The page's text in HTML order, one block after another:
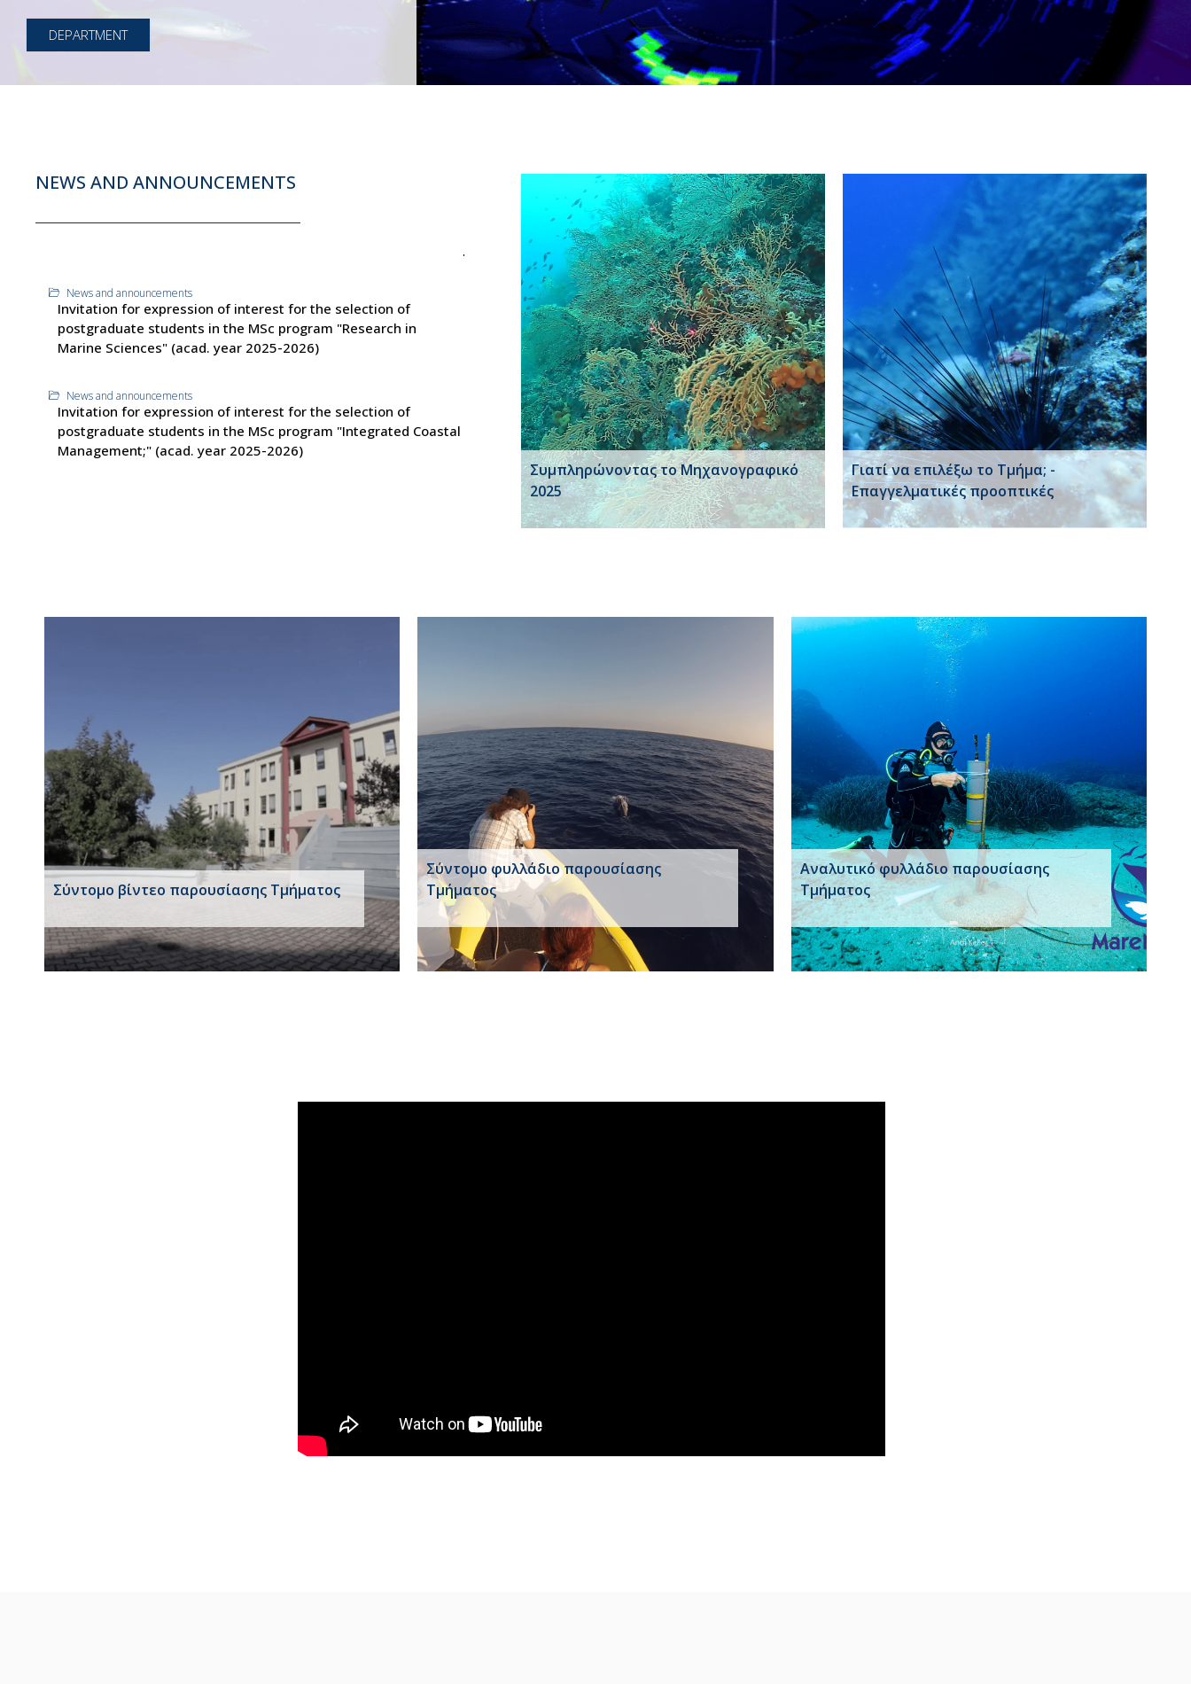
DEPARTMENT
NEWS AND ANNOUNCEMENTS
News and announcements
Invitation for expression of interest for the selection of
postgraduate students in the MSc program "Research in
Marine Sciences" (acad. year 2025-2026)
News and announcements
Invitation for expression of interest for the selection of
postgraduate students in the MSc program "Integrated Coastal
Management;" (acad. year 2025-2026)
Συμπληρώνοντας το Μηχανογραφικό
2025
Γιατί να επιλέξω το Τμήμα; -
Επαγγελματικές προοπτικές
Σύντομο βίντεο παρουσίασης Τμήματος
Σύντομο φυλλάδιο παρουσίασης
Τμήματος
Αναλυτικό φυλλάδιο παρουσίασης
Τμήματος